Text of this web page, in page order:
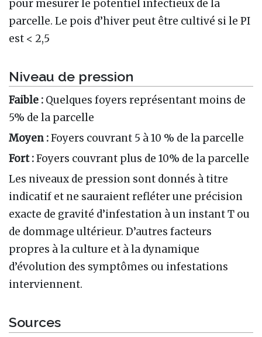
pour mesurer le potentiel infectieux de la
parcelle. Le pois d’hiver peut être cultivé si le PI
est < 2,5
Niveau de pression
Faible : Quelques foyers représentant moins de
5% de la parcelle
Moyen :Foyers couvrant 5 à 10 % de la parcelle
Fort :Foyers couvrant plus de 10% de la parcelle
Les niveaux de pression sont donnés à titre
indicatif et ne sauraient refléter une précision
exacte de gravité d’infestation à un instant T ou
de dommage ultérieur. D’autres facteurs
propres à la culture et à la dynamique
d’évolution des symptômes ou infestations
interviennent.
Sources